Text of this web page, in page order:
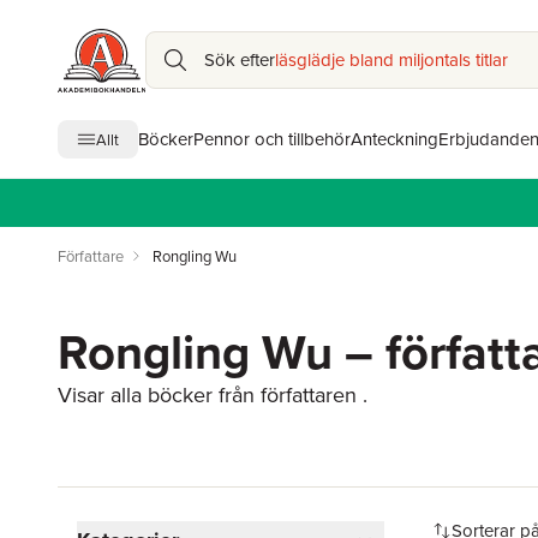
Sök efterläsglädje bland miljontals titlar
Allt BöckerPennor och tillbehörAnteckningErbjudanden
Författare Rongling Wu
Rongling Wu –
Visar alla böcker från författaren .
Sorterar